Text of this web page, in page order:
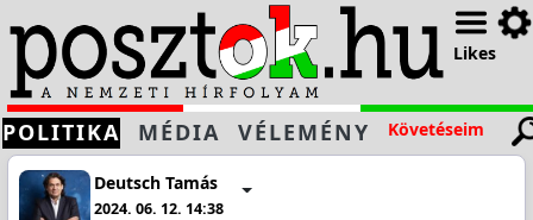
Likes
POLITIKA MÉDIA VÉLEMÉNY Követéseim
Deutsch Tamás
2024. 06. 12. 14:38